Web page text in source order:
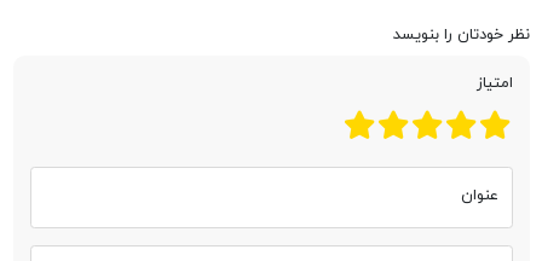
نظر خودتان را بنویسد
امتیاز
عنوان